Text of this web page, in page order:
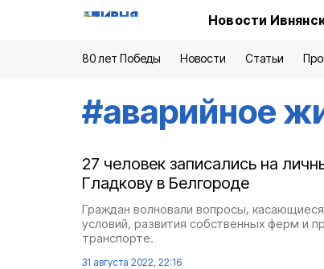
Новости
80 лет Победы Новости Статьи
#аварийное
27 человек записались на
Гладкову в Белгороде
Граждан волновали вопросы,
условий, развития собственных ферм и
транспорте.
31 августа 2022, 22:16